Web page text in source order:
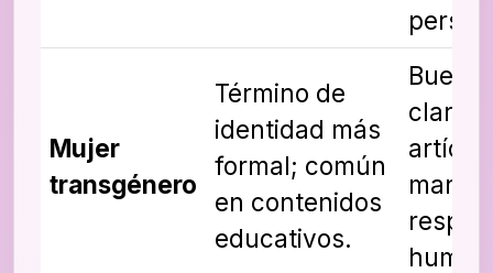
Mujer
transgénero
Término de
identidad más
formal; común
en contenidos
educativos.
Bueno